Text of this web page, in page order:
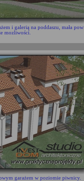
i galerią na poddaszu, mała
mozliwości.
garażem w poziomie piwnicy.